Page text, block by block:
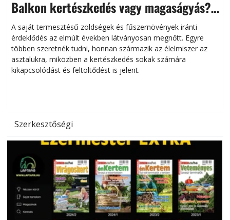
Balkon kertészkedés vagy magaságyás?
Helytakarékos kertészkedés
A saját termesztésű zöldségek és fűszernövények iránti
érdeklődés az elmúlt években látványosan megnőtt. Egyre
többen szeretnék tudni, honnan származik az élelmiszer az
asztalukra, miközben a kertészkedés sokak számára
kikapcsolódást és feltöltődést is jelent.
Szerkesztőségi